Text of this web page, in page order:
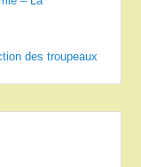
des troupeaux